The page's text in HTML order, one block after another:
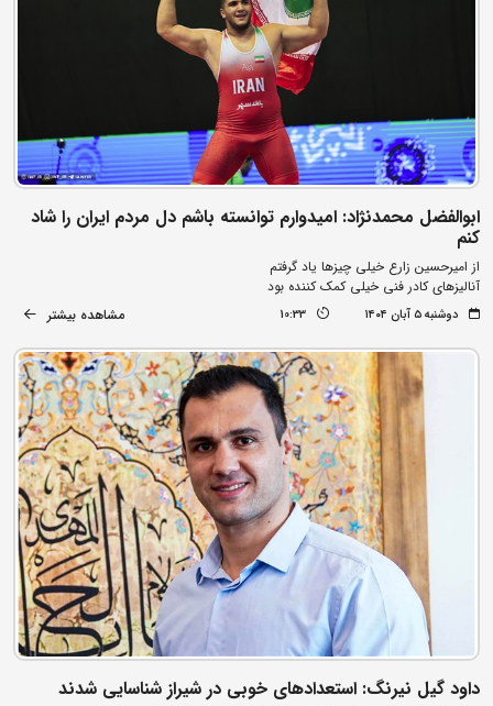
ابوالفضل محمدنژاد: امیدوارم توانسته باشم دل مردم ایران را شاد
کنم
از امیرحسین زارع خیلی چیزها یاد گرفتم
آنالیزهای کادر فنی خیلی کمک کننده بود
دوشنبه ۵ آبان ۱۴۰۴ 10:33 مشاهده بیشتر
داود گیل نیرنگ: استعدادهای خوبی در شیراز شناسایی شدند